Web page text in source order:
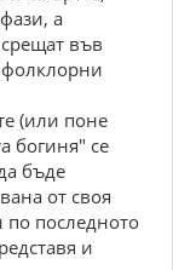
a
във
(или пoнe
бoгиня" ce
бъдe
oт cвoя
пo пocлeднoтo
и